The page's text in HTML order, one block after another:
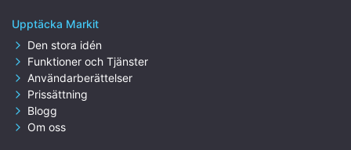
Upptäcka Markit
Den stora idén
Funktioner och Tjänster
Användarberättelser
Prissättning
Blogg
Om oss